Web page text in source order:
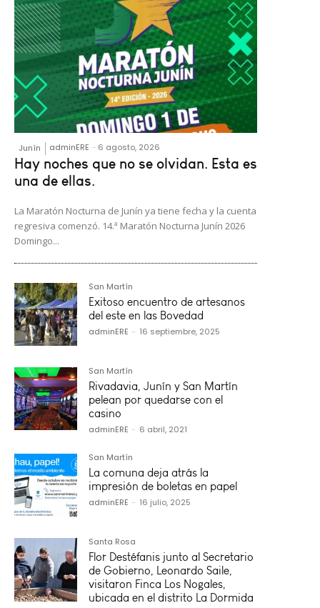
Junín adminERE - 6 agosto, 2026
Hay noches que no se olvidan. Esta es
una de ellas.
La Maratón Nocturna de Junín ya tiene fecha y la cuenta
regresiva comenzó. 14.ª Maratón Nocturna Junín 2026
Domingo...
San Martín
Exitoso encuentro de artesanos
del este en las Bovedad
adminERE - 16 septiembre, 2025
San Martín
Rivadavia, Junín y San Martín
pelean por quedarse con el
casino
adminERE - 6 abril, 2021
San Martín
La comuna deja atrás la
impresión de boletas en papel
adminERE - 16 julio, 2025
Santa Rosa
Flor Destéfanis junto al Secretario
de Gobierno, Leonardo Saile,
visitaron Finca Los Nogales,
ubicada en el distrito La Dormida